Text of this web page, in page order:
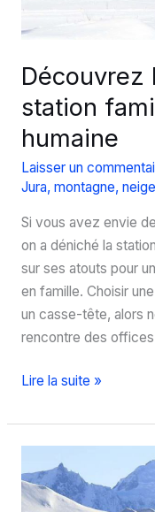
:
le
!Découvrez
station
humaine
Laisser un
Jura, montagne, neige
Si vous avez envie
on a déniché la
sur ses atouts pour
en famille. Choisir
un casse-tête, alors
rencontre des
Découvrez
Rousses,
une
station
familiale
Lire la suite »